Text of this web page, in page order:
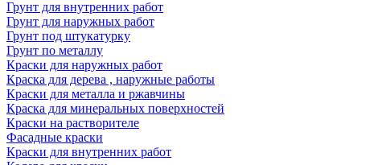
Грунт для внутренних работ
Грунт для наружных работ
Грунт под штукатурку
Грунт по металлу
Краски для наружных работ
Краска для дерева , наружные работы
Краски для металла и ржавчины
Краска для минеральных поверхностей
Краски на растворителе
Фасадные краски
Краски для внутренних работ